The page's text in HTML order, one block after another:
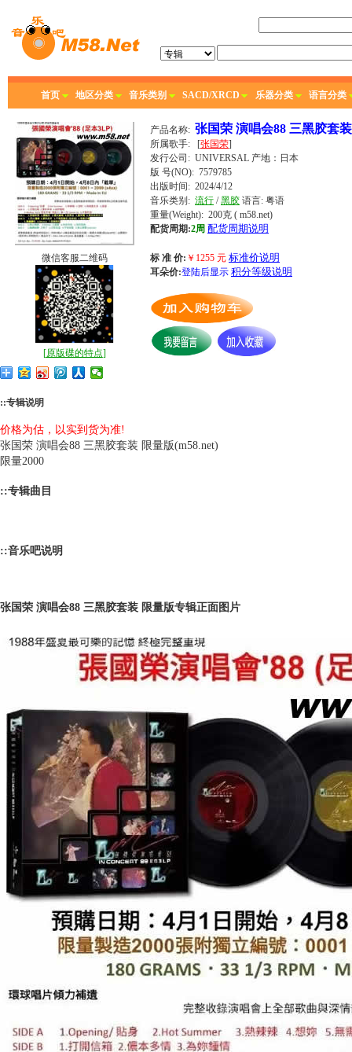
首页 地区分类 音乐类别 SACD/XRCD 乐器分类 语言分类
产品名称: 张国荣 演唱会88 三黑胶套
所属歌手: [张国荣]
发行公司: UNIVERSAL 产地：日本
版 号(NO): 7579785
出版时间: 2024/4/12
音乐类别: 流行 /黑胶 语言: 粤语
重量(Weight): 200克 ( m58.net)
配货周期:2周 配货周期说明
标 准 价: ￥ 1255 元 标准价说明
耳朵价:登陆后显示 积分等级说明
微信客服二维码
[原版碟的特点]
::专辑说明
价格为估，以实到货为准!
张国荣 演唱会88 三黑胶套装 限量版(m58.net)
限量2000
::专辑曲目
::音乐吧说明
张国荣 演唱会88 三黑胶套装 限量版专辑正面图片